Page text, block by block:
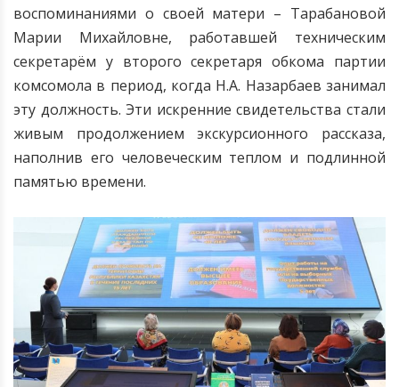
воспоминаниями о своей матери – Тарабановой
Марии Михайловне, работавшей техническим
секретарём у второго секретаря обкома партии
комсомола в период, когда Н.А. Назарбаев занимал
эту должность. Эти искренние свидетельства стали
живым продолжением экскурсионного рассказа,
наполнив его человеческим теплом и подлинной
памятью времени.